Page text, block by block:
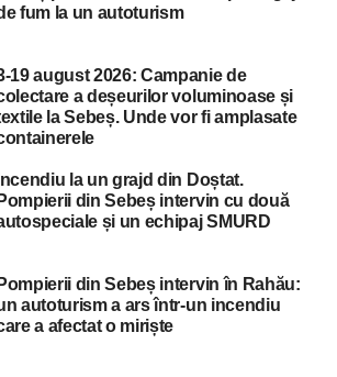
fum la un autoturism
19 august 2026: Campanie de
a deșeurilor voluminoase și
la Sebeș. Unde vor fi amplasate
Incendiu la un grajd din Doștat.
Pompierii din Sebeș intervin cu două
și un echipaj SMURD
Pompierii din Sebeș intervin în Rahău:
autoturism a ars într-un incendiu
a afectat o miriște